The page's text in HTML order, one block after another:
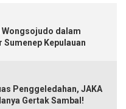
Wongsojudo dalam
Kepulauan
Penggeledahan, JAKA
Gertak Sambal!